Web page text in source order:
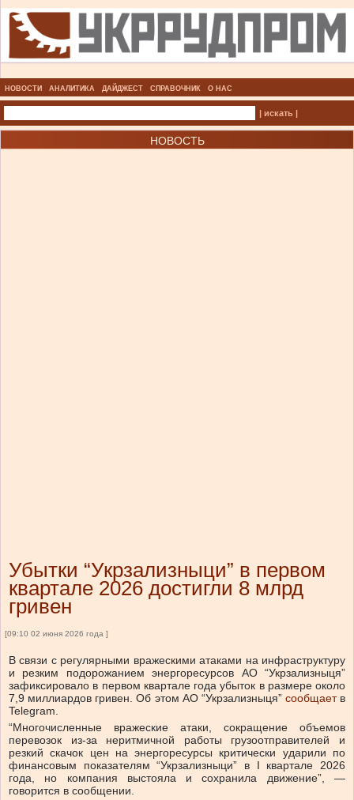
НОВОСТИ АНАЛИТИКА ДАЙДЖЕСТ СПРАВОЧНИК О НАС
| искать |
НОВОСТЬ
Убытки “Укрзализныци” в первом
квартале 2026 достигли 8 млрд
гривен
[09:10 02 июня 2026 года ]
В связи с регулярными вражескими атаками на инфраструктуру
и резким подорожанием энергоресурсов АО “Укрзализныця”
зафиксировало в первом квартале года убыток в размере около
7,9 миллиардов гривен. Об этом АО “Укрзализныця” сообщает в
Telegram.
“Многочисленные вражеские атаки, сокращение объемов
перевозок из-за неритмичной работы грузоотправителей и
резкий скачок цен на энергоресурсы критически ударили по
финансовым показателям “Укрзализныци” в I квартале 2026
года, но компания выстояла и сохранила движение”, —
говорится в сообщении.